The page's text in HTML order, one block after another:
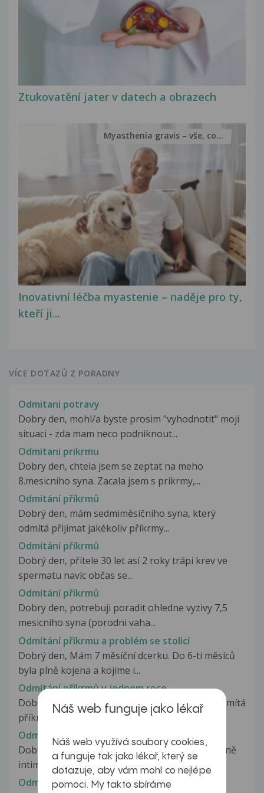
Ztukovatění jater v datech a obrazech
Inovativní léčba myastenie – naděje pro ty,
kteří ji...
Myasthenia gravis – vše, co...
VÍCE DOTAZŮ Z PORADNY
Odmitani potravy
Dobry den, mohl/a byste prosim "vyhodnotit" moji
situaci - zda mam neco podniknout...
Odmitani prikrmu
Dobry den, chtela jsem se zeptat na meho
8.mesicniho syna. Zacala jsem s prikrmy,...
Odmítání příkrmů
Dobrý den, mám sedmiměsíčního syna, který
odmítá přijímat jakékoliv příkrmy...
Odmítání příkrmů
Dobrý den, přítele 30 let así 2 roky trápí krev ve
spermatu navíc občas se...
Odmítání příkrmů
Dobry den, potrebuji poradit ohledne vyzivy 7,5
mesicniho syna (porodni vaha...
Odmítání příkrmu a problém se stolicí
Dobrý den, Mám 7 měsíční dcerku. Do 6-ti měsíců
byla plně kojena a kojíme i...
Odmítání příkrmů v jednom roce
Dobrý den, Mám dceru, které je necelý rok a odmítá
příkrmy - tedy je téměř...
Odmítání sexu
Dobrý den přeji pane doktore.. mám k vám hodně
intimní dotaz. Jen už nevím jak...
Odmítání sexu
Náš web funguje jako lékař
Náš web využívá soubory cookies,
a funguje tak jako lékař, který se
dotazuje, aby vám mohl co nejlépe
pomoci. My takto sbíráme